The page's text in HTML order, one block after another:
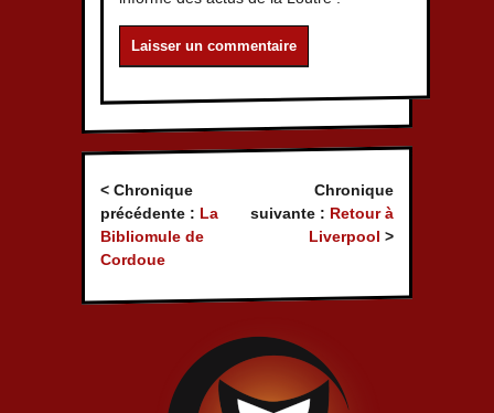
< Chronique
précédente : La
Bibliomule de
Cordoue
Chronique
suivante : Retour à
Liverpool >